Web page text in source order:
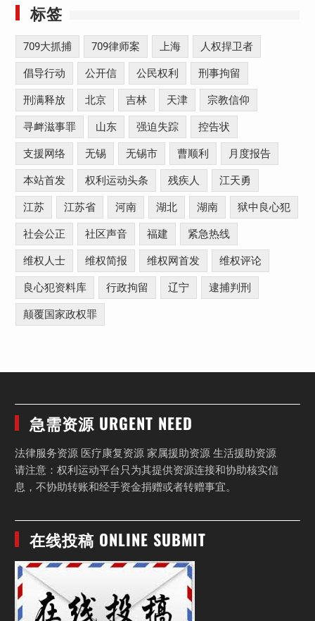
标签
709大抓捕 709律师案 上海 人权捍卫者
倡导行动 公开信 公民权利 刑事拘留
刑满释放 北京 吉林 天津 宗教信仰
寻衅滋事罪 山东 强迫失踪 控告状
支援网络 无锡 无锡市 曹顺利 月度报告
本站首发 权利运动头条 残疾人 江天勇
江苏 江苏省 河南 湖北 湖南 狱中良心犯
社会公正 社区声音 福建 紧急热线
维权人士 维权简报 维权网首发 维权评论
良心犯资料库 行政拘留 辽宁 逮捕判刑
颠覆国家政权罪
急需资源 URGENT NEED
法律服务资源 医疗康复资源 家属援助资源 生活援助资源
请注意：权利运动平台只为其提供资源连接和协助核实信
息，不协助转账和经手资金捐赠或者转赠事宜。
在线投稿 ONLINE SUBMIT